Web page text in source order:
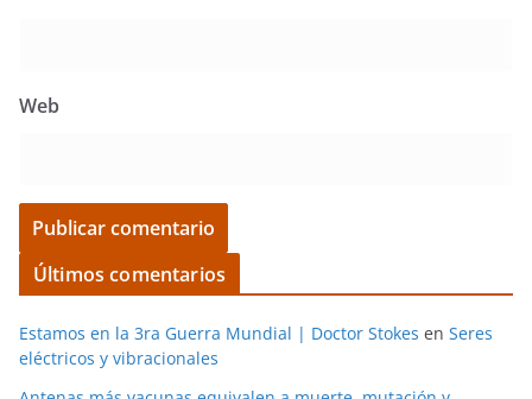
Web
Últimos comentarios
Estamos en la 3ra Guerra Mundial | Doctor Stokes en Seres
eléctricos y vibracionales